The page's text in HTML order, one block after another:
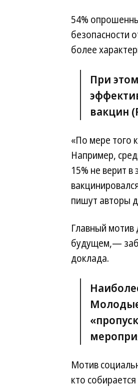
54%
безопасности
более
При
вакцин
«По мере того
Например,
15% не верит
пишут авторы
Главный мотив
будущем,—
доклада.
Мотив
кто